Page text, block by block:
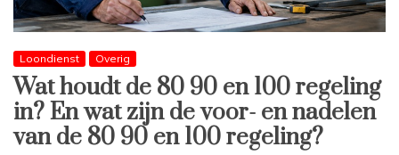
Loondienst Overig
Wat houdt de 80 90 en 100 regeling
in? En wat zijn de voor- en nadelen
van de 80 90 en 100 regeling?